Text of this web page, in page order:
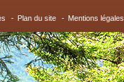
- Plan du site - Mentions légales